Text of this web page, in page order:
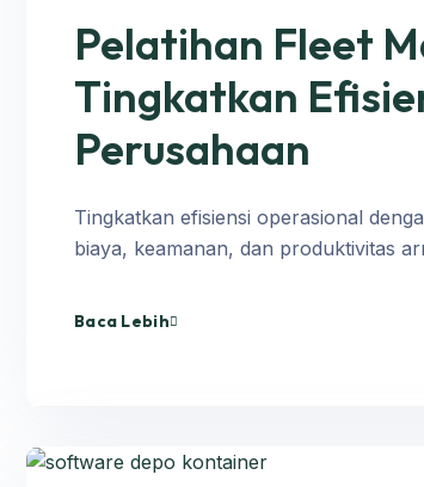
Pelatihan Fleet
Tingkatkan
Perusahaan
Tingkatkan efisiensi operasional
biaya, keamanan, dan produktivitas
Baca Lebih